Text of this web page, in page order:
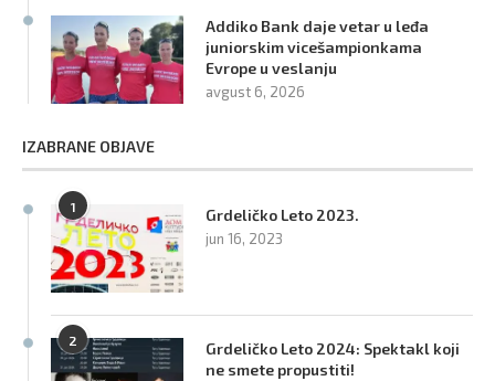
Addiko Bank daje vetar u leđa
juniorskim vicešampionkama
Evrope u veslanju
avgust 6, 2026
IZABRANE OBJAVE
1 Grdeličko Leto 2023.
jun 16, 2023
2
Grdeličko Leto 2024: Spektakl koji
ne smete propustiti!